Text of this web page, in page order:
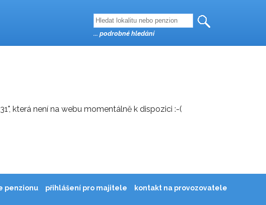
která není na webu momentálně k dispozici :-(
... podrobné hledání
penzionu přihlášení pro majitele kontakt na provozovatele